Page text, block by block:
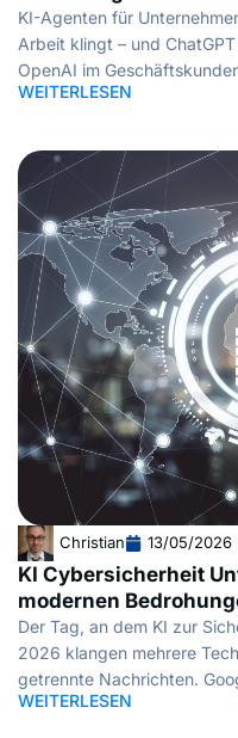
KI-Agenten für
Arbeit klingt – und
OpenAI im
WEITERLESEN
Christian 13/05/2026
KI Cybersicherheit
modernen
Der Tag, an dem KI zur
2026 klangen mehrere
getrennte Nachrichten.
WEITERLESEN